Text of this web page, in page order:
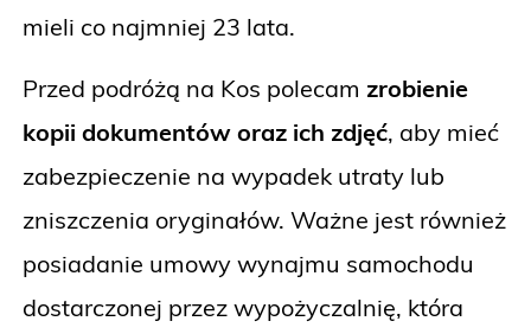
mieli co najmniej 23 lata.
Przed podróżą na Kos polecam zrobienie
kopii dokumentów oraz ich zdjęć, aby mieć
zabezpieczenie na wypadek utraty lub
zniszczenia oryginałów. Ważne jest również
posiadanie umowy wynajmu samochodu
dostarczonej przez wypożyczalnię, która